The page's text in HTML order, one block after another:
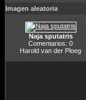
Imagen aleatoria
Naja sputatris
Comentarios: 0
Harold van der Ploeg